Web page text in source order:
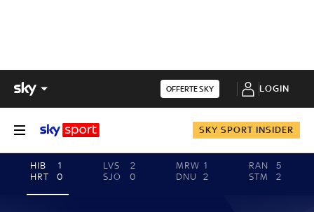
OFFERTE SKY LOGIN
SKY SPORT INSIDER
HIB
1
HRT
0
LVS
2
SJO
0
MRW 1
DNU
2
RAN
5
STM
2